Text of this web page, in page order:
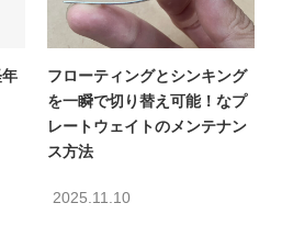
フローティングとシンキング
を一瞬で切り替え可能！なプ
レートウェイトのメンテナン
ス方法
2025.11.10